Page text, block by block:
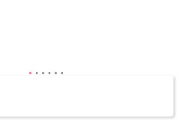
太原科大开展--“心理隐患也是安全隐患”讲座”